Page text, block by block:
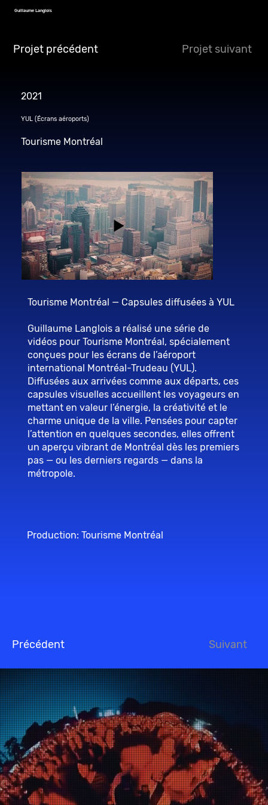
Guillaume Langlois
Projet précédent Projet suivant
Tourisme Montréal — Capsules diffusées à YUL
Guillaume Langlois a réalisé une série de
vidéos pour Tourisme Montréal, spécialement
conçues pour les écrans de l’aéroport
international Montréal-Trudeau (YUL).
Diffusées aux arrivées comme aux départs, ces
capsules visuelles accueillent les voyageurs en
mettant en valeur l’énergie, la créativité et le
charme unique de la ville. Pensées pour capter
l’attention en quelques secondes, elles offrent
un aperçu vibrant de Montréal dès les premiers
pas — ou les derniers regards — dans la
métropole.
2021
YUL (Écrans aéroports)
Tourisme Montréal
Production: Tourisme Montréal
Précédent Suivant